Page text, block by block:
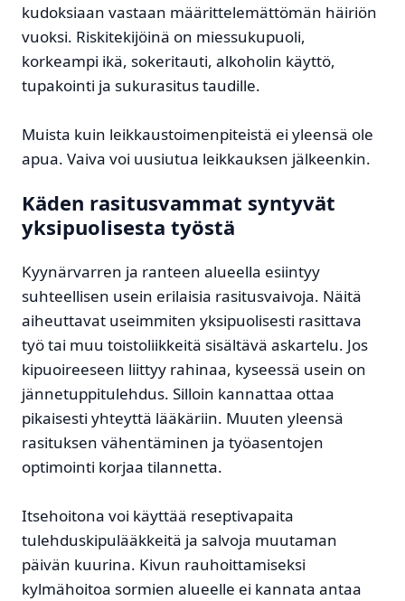
kudoksiaan vastaan määrittelemättömän häiriön
vuoksi. Riskitekijöinä on miessukupuoli,
korkeampi ikä, sokeritauti, alkoholin käyttö,
tupakointi ja sukurasitus taudille.
Muista kuin leikkaustoimenpiteistä ei yleensä ole
apua. Vaiva voi uusiutua leikkauksen jälkeenkin.
Käden rasitusvammat syntyvät
yksipuolisesta työstä
Kyynärvarren ja ranteen alueella esiintyy
suhteellisen usein erilaisia rasitusvaivoja. Näitä
aiheuttavat useimmiten yksipuolisesti rasittava
työ tai muu toistoliikkeitä sisältävä askartelu. Jos
kipuoireeseen liittyy rahinaa, kyseessä usein on
jännetuppitulehdus. Silloin kannattaa ottaa
pikaisesti yhteyttä lääkäriin. Muuten yleensä
rasituksen vähentäminen ja työasentojen
optimointi korjaa tilannetta.
Itsehoitona voi käyttää reseptivapaita
tulehduskipulääkkeitä ja salvoja muutaman
päivän kuurina. Kivun rauhoittamiseksi
kylmähoitoa sormien alueelle ei kannata antaa